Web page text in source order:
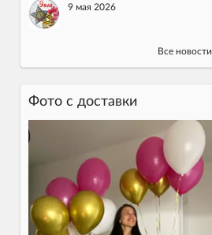
9 мая 2026
Все новости
Фото c доставки